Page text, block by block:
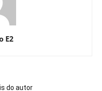
E2
do autor